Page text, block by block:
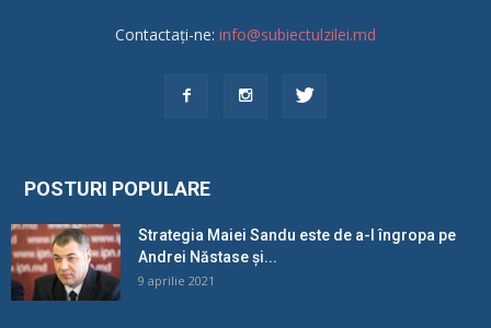
Contactați-ne: info@subiectulzilei.md
POSTURI POPULARE
Strategia Maiei Sandu este de a-l îngropa pe
Andrei Năstase și...
9 aprilie 2021